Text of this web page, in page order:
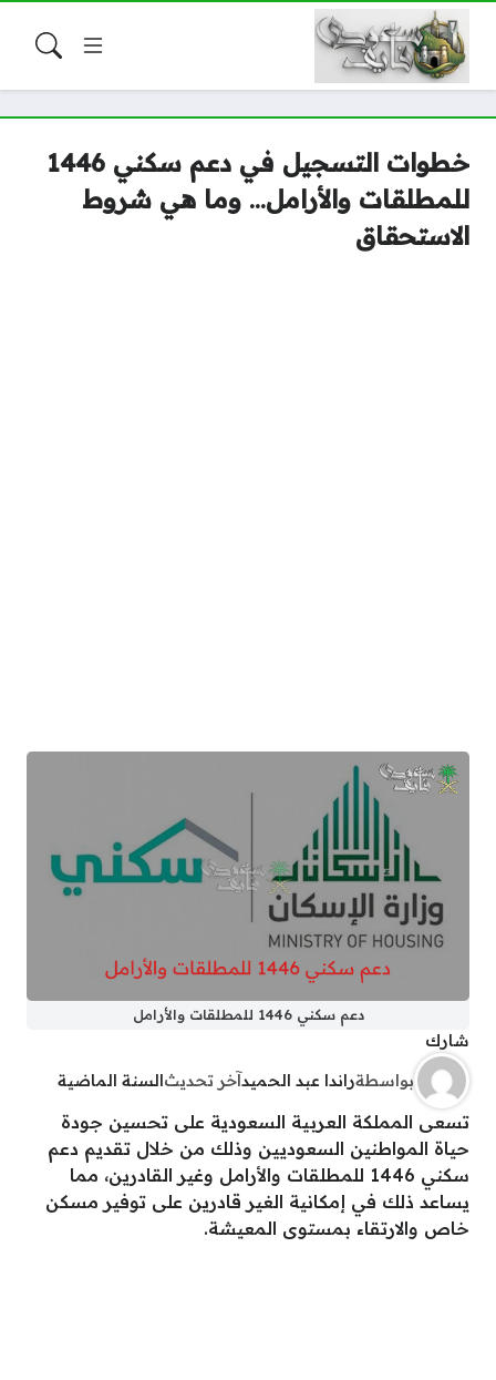
خطوات التسجيل في دعم سكني 1446
للمطلقات والأرامل… وما هي شروط
الاستحقاق
دعم سكني 1446 للمطلقات والأرامل
شارك
بواسطةراندا عبد الحميدآخر تحديثالسنة الماضية
تسعى المملكة العربية السعودية على تحسين جودة
حياة المواطنين السعوديين وذلك من خلال تقديم دعم
سكني 1446 للمطلقات والأرامل وغير القادرين، مما
يساعد ذلك في إمكانية الغير قادرين على توفير مسكن
خاص والارتقاء بمستوى المعيشة.